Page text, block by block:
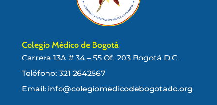
Colegio Médico de Bogotá
Carrera 13A # 34 – 55 Of. 203 Bogotá D.C.
Teléfono: 321 2642567
Email: info@colegiomedicodebogotadc.org